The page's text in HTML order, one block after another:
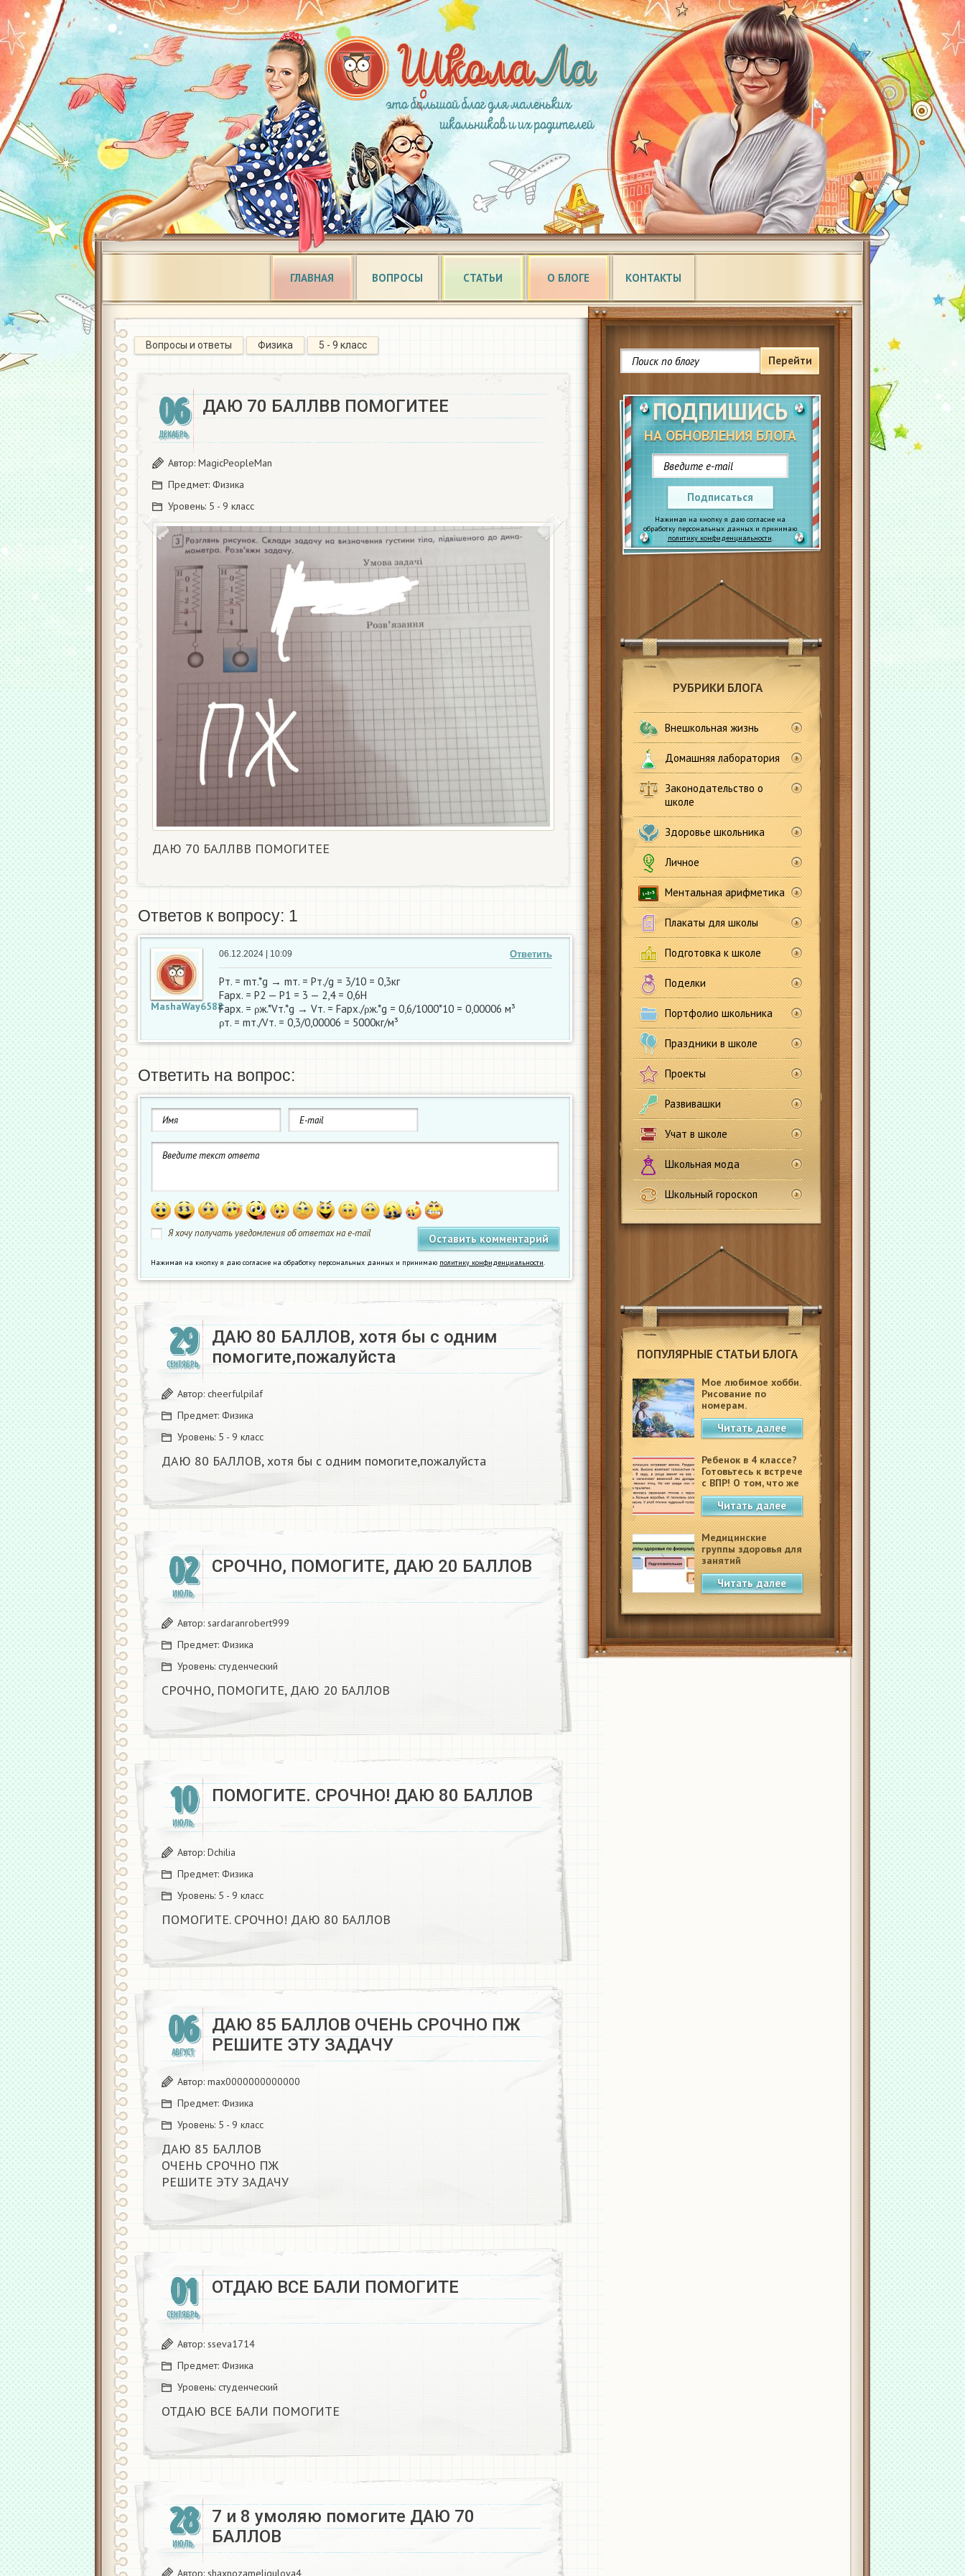
ГЛАВНАЯ ВОПРОСЫ СТАТЬИ О БЛОГЕ КОНТАКТЫ
Перейти
ПОДПИШИСЬ
НА ОБНОВЛЕНИЯ БЛОГА
Подписаться
Нажимая на кнопку я даю согласие на
обработку персональных данных и принимаю
политику конфиденциальности.
РУБРИКИ БЛОГА
Внешкольная жизнь
Домашняя лаборатория
Законодательство о
школе
Здоровье школьника
Личное
Ментальная арифметика
Плакаты для школы
Подготовка к школе
Поделки
Портфолио школьника
Праздники в школе
Проекты
Развивашки
Учат в школе
Школьная мода
Школьный гороскоп
ПОПУЛЯРНЫЕ СТАТЬИ БЛОГА
Мое любимое хобби.
Рисование по
номерам.
Читать далее
Ребенок в 4 классе?
Готовьтесь к встрече
с ВПР! О том, что же
это такое.
Читать далее
Медицинские
группы здоровья для
занятий
физкультурой в
школеЧитать далее
Вопросы и ответы Физика 5 - 9 класс
06
ДЕКАБРЬ
ДАЮ 70 БАЛЛВВ ПОМОГИТЕЕ​
Автор: MagicPeopleMan
Предмет: Физика
Уровень: 5 - 9 класс
ДАЮ 70 БАЛЛВВ ПОМОГИТЕЕ​
Ответов к вопросу: 1
MashaWay6588
Ответить
06.12.2024 | 10:09
Pт. = mт.*g → mт. = Pт./g = 3/10 = 0,3кг
Fарх. = Р2 — Р1 = 3 — 2,4 = 0,6Н
Fарх. = ρж.*Vт.*g → Vт. = Fарх./ρж.*g = 0,6/1000*10 = 0,00006 м³
ρт. = mт./Vт. = 0,3/0,00006 = 5000кг/м³
Ответить на вопрос:
Я хочу получать уведомления об ответах на e-mail
Нажимая на кнопку я даю согласие на обработку персональных данных и принимаю политику конфиденциальности.
29
СЕНТЯБРЬ
ДАЮ 80 БАЛЛОВ, хотя бы с одним
помогите,пожалуйста ​
Автор: cheerfulpilaf
Предмет: Физика
Уровень: 5 - 9 класс
ДАЮ 80 БАЛЛОВ, хотя бы с одним помогите,пожалуйста ​
02
ИЮЛЬ
СРОЧНО, ПОМОГИТЕ, ДАЮ 20 БАЛЛОВ​
Автор: sardaranrobert999
Предмет: Физика
Уровень: студенческий
СРОЧНО, ПОМОГИТЕ, ДАЮ 20 БАЛЛОВ​
10
ИЮЛЬ
ПОМОГИТЕ. СРОЧНО! ДАЮ 80 БАЛЛОВ​
Автор: Dchilia
Предмет: Физика
Уровень: 5 - 9 класс
ПОМОГИТЕ. СРОЧНО! ДАЮ 80 БАЛЛОВ​
06
АВГУСТ
ДАЮ 85 БАЛЛОВ ОЧЕНЬ СРОЧНО ПЖ
РЕШИТЕ ЭТУ ЗАДАЧУ​
Автор: max0000000000000
Предмет: Физика
Уровень: 5 - 9 класс
ДАЮ 85 БАЛЛОВ
ОЧЕНЬ СРОЧНО ПЖ
РЕШИТЕ ЭТУ ЗАДАЧУ​
01
СЕНТЯБРЬ
ОТДАЮ ВСЕ БАЛИ ПОМОГИТЕ
Автор: sseva1714
Предмет: Физика
Уровень: студенческий
ОТДАЮ ВСЕ БАЛИ ПОМОГИТЕ
28
ИЮЛЬ
7 и 8 умоляю помогите ДАЮ 70
БАЛЛОВ
Автор: shaxnozameliqulova4